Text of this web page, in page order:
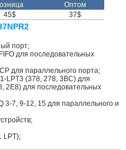
Оптом
45$
37$
порт;
для последовательных
для параллельного порта;
LPT3 (378, 278, 3BC) для
2E8) для последовательных
7, 9-12, 15 для параллельного и
LPT);